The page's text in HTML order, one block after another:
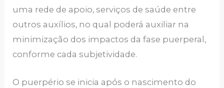
uma rede de apoio, serviços de saúde entre
outros auxílios, no qual poderá auxiliar na
minimização dos impactos da fase puerperal,
conforme cada subjetividade.
O puerpério se inicia após o nascimento do